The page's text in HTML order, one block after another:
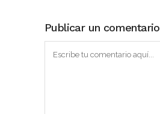
Publicar un comentario